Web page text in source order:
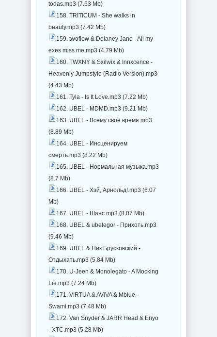
todas.mp3 (7.63 Mb)
158. TRITICUM - She walks in
beauty.mp3 (7.42 Mb)
159. twoflow & Delaney Jane - All my
exes miss me.mp3 (4.79 Mb)
160. TWXNY & Sxilwix & Innxcence -
Heavenly Jumpstyle (Radio Version).mp3
(4.43 Mb)
161. Tyla - Is It Love.mp3 (7.22 Mb)
162. UBEL - MDMD.mp3 (9.21 Mb)
163. UBEL - Всему своё время.mp3
(8.89 Mb)
164. UBEL - Инсценируем
смерть.mp3 (8.22 Mb)
165. UBEL - Нормальная музыка.mp3
(8.7 Mb)
166. UBEL - Хэй, Арнольд!.mp3 (6.07
Mb)
167. UBEL - Шанс.mp3 (8.07 Mb)
168. UBEL & ubelegor - Прихоть.mp3
(9.46 Mb)
169. UBEL & Ник Брусковский -
Отдыхать.mp3 (5.84 Mb)
170. U-Jeen & Monolegato - A Mocking
Lie.mp3 (7.24 Mb)
171. V!RTUA & AViVA & Mblue -
Swami.mp3 (7.48 Mb)
172. Van Snyder & JARR Head & Enyo
- XTC.mp3 (5.28 Mb)